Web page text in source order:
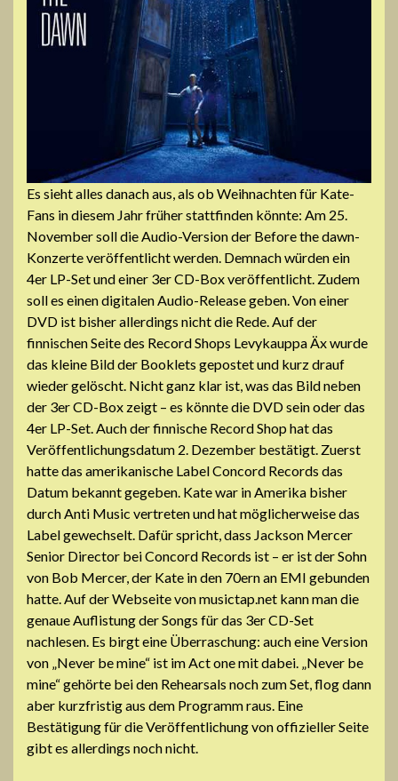
Es sieht alles danach aus, als ob Weihnachten für Kate-
Fans in diesem Jahr früher stattfinden könnte: Am 25.
November soll die Audio-Version der Before the dawn-
Konzerte veröffentlicht werden. Demnach würden ein
4er LP-Set und einer 3er CD-Box veröffentlicht. Zudem
soll es einen digitalen Audio-Release geben. Von einer
DVD ist bisher allerdings nicht die Rede. Auf der
finnischen Seite des Record Shops Levykauppa Äx wurde
das kleine Bild der Booklets gepostet und kurz drauf
wieder gelöscht. Nicht ganz klar ist, was das Bild neben
der 3er CD-Box zeigt – es könnte die DVD sein oder das
4er LP-Set. Auch der finnische Record Shop hat das
Veröffentlichungsdatum 2. Dezember bestätigt. Zuerst
hatte das amerikanische Label Concord Records das
Datum bekannt gegeben. Kate war in Amerika bisher
durch Anti Music vertreten und hat möglicherweise das
Label gewechselt. Dafür spricht, dass Jackson Mercer
Senior Director bei Concord Records ist – er ist der Sohn
von Bob Mercer, der Kate in den 70ern an EMI gebunden
hatte. Auf der Webseite von musictap.net kann man die
genaue Auflistung der Songs für das 3er CD-Set
nachlesen. Es birgt eine Überraschung: auch eine Version
von „Never be mine“ ist im Act one mit dabei. „Never be
mine“ gehörte bei den Rehearsals noch zum Set, flog dann
aber kurzfristig aus dem Programm raus. Eine
Bestätigung für die Veröffentlichung von offizieller Seite
gibt es allerdings noch nicht.